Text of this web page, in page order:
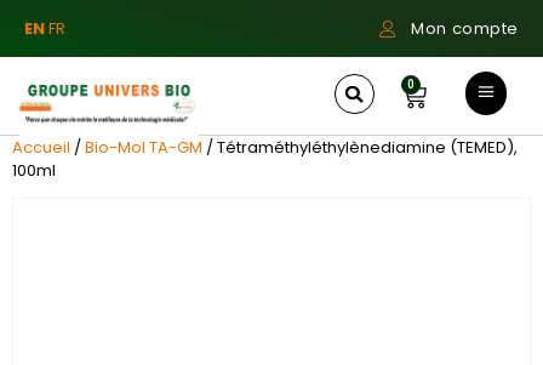
ENFR Mon compte
0
Accueil /Bio-Mol TA-GM / Tétraméthyléthylènediamine (TEMED),
100ml